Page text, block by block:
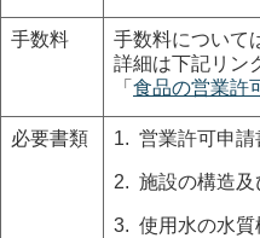
手数料
手数料について
詳細は下記リン
「 食品の営業許
必要書類 1. 営業許可申
2. 施設の構造
3. 使用水の水質